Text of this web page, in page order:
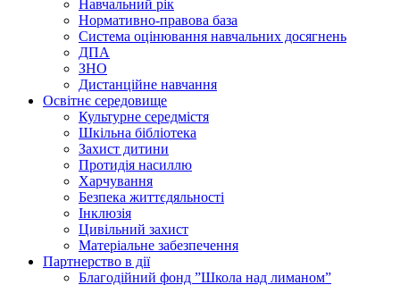
Навчальний рік
Нормативно-правова база
Система оцінювання навчальних досягнень
ДПА
ЗНО
Дистанційне навчання
Освітнє середовище
Культурне середмістя
Шкільна бібліотека
Захист дитини
Протидія насиллю
Харчування
Безпека життєдяльності
Інклюзія
Цивільний захист
Матеріальне забезпечення
Партнерство в дії
Благодійний фонд ”Школа над лиманом”